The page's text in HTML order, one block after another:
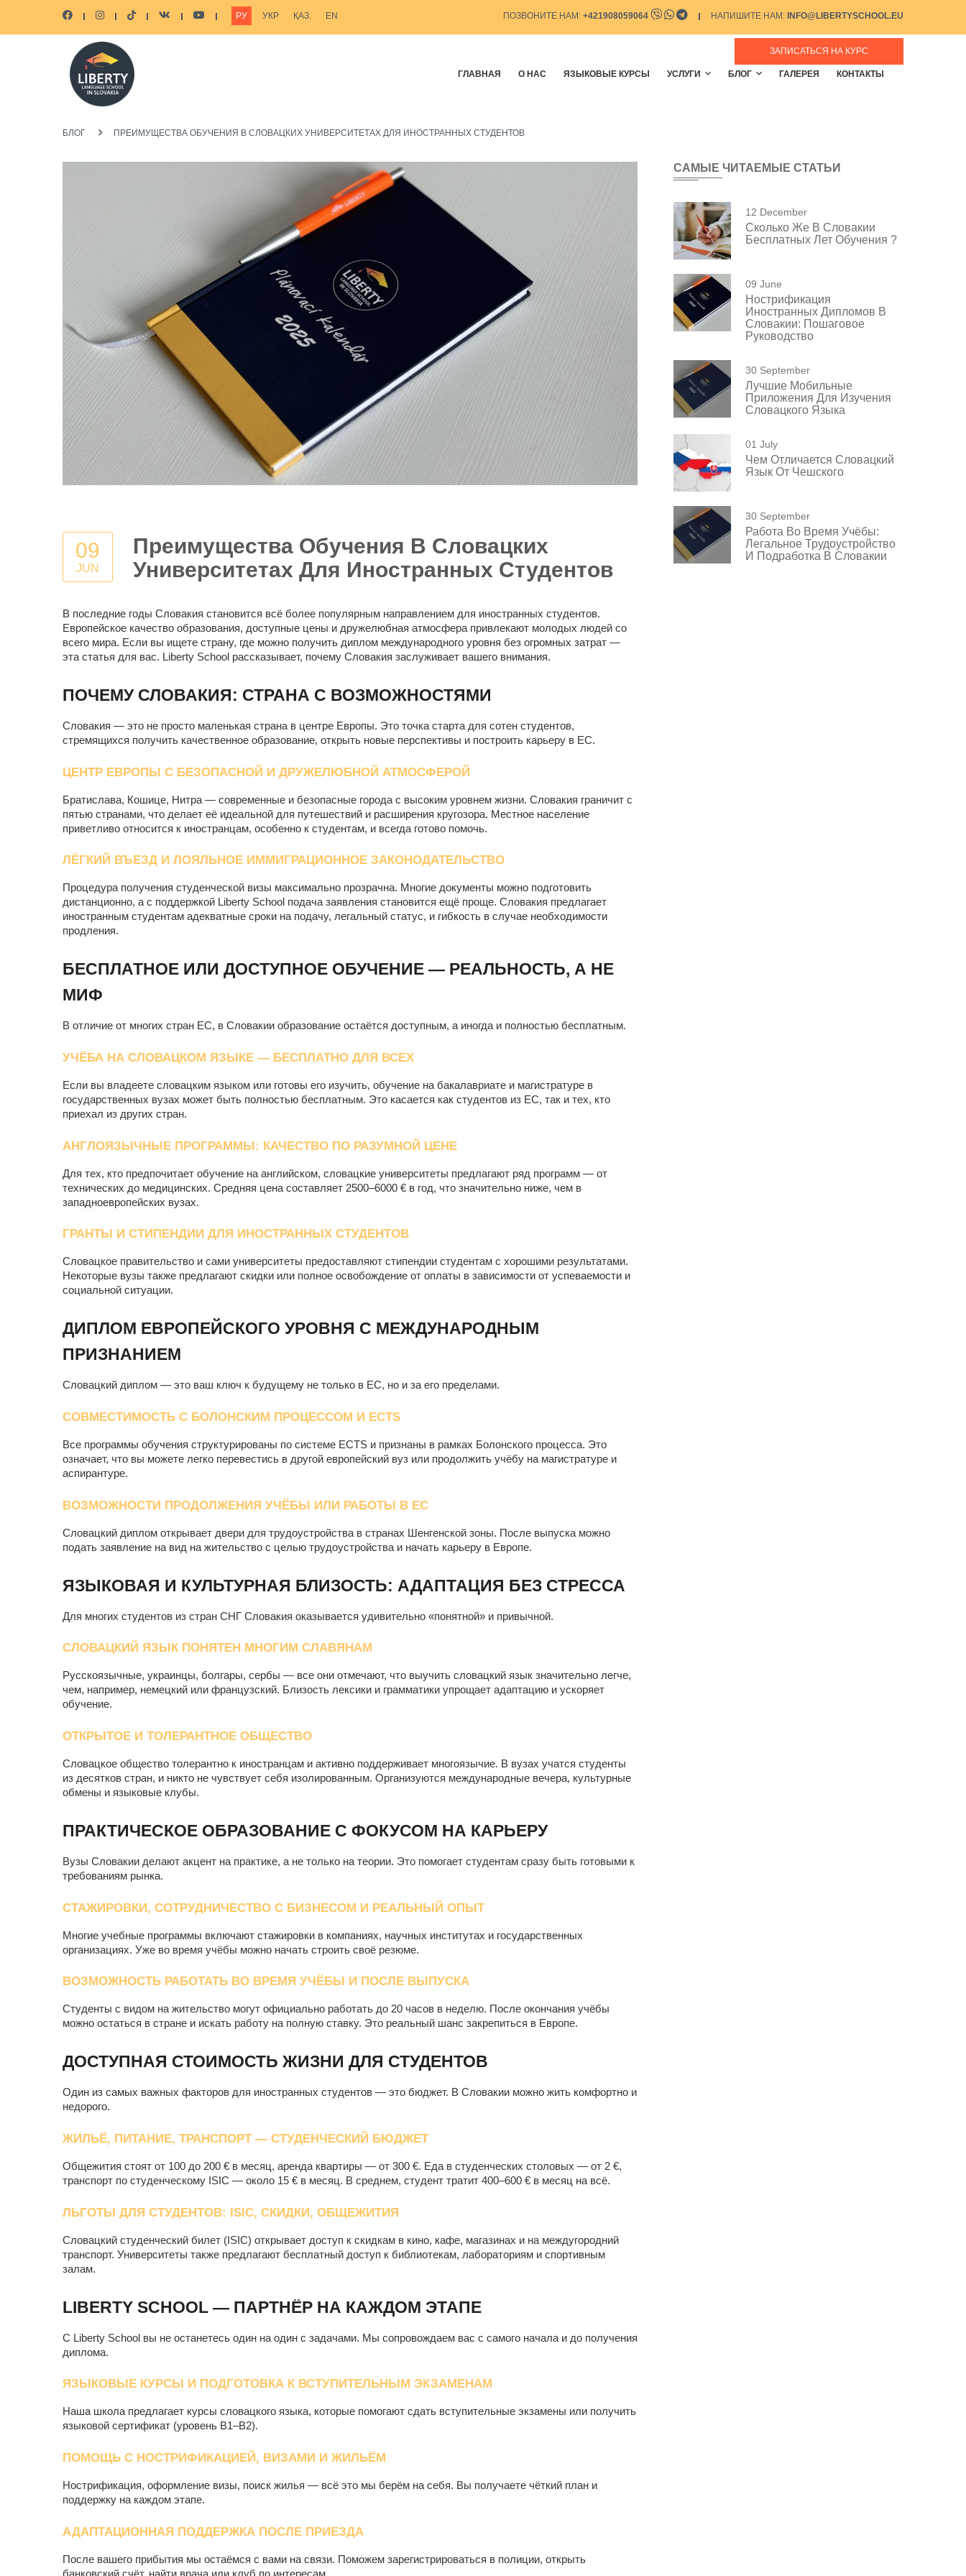
РУ УКР ҚАЗ. EN ПОЗВОНИТЕ НАМ: +421908059064 НАПИШИТЕ НАМ: INFO@LIBERTYSCHOOL.EU
ЗАПИСАТЬСЯ НА КУРС
ГЛАВНАЯ О НАС ЯЗЫКОВЫЕ КУРСЫ УСЛУГИ БЛОГ ГАЛЕРЕЯ КОНТАКТЫ
БЛОГ ПРЕИМУЩЕСТВА ОБУЧЕНИЯ В СЛОВАЦКИХ УНИВЕРСИТЕТАХ ДЛЯ ИНОСТРАННЫХ СТУДЕНТОВ
09
JUN
Преимущества Обучения В Словацких
Университетах Для Иностранных Студентов
В последние годы Словакия становится всё более популярным направлением для иностранных студентов.
Европейское качество образования, доступные цены и дружелюбная атмосфера привлекают молодых людей со
всего мира. Если вы ищете страну, где можно получить диплом международного уровня без огромных затрат —
эта статья для вас. Liberty School рассказывает, почему Словакия заслуживает вашего внимания.
ПОЧЕМУ СЛОВАКИЯ: СТРАНА С ВОЗМОЖНОСТЯМИ
Словакия — это не просто маленькая страна в центре Европы. Это точка старта для сотен студентов,
стремящихся получить качественное образование, открыть новые перспективы и построить карьеру в ЕС.
ЦЕНТР ЕВРОПЫ С БЕЗОПАСНОЙ И ДРУЖЕЛЮБНОЙ АТМОСФЕРОЙ
Братислава, Кошице, Нитра — современные и безопасные города с высоким уровнем жизни. Словакия граничит с
пятью странами, что делает её идеальной для путешествий и расширения кругозора. Местное население
приветливо относится к иностранцам, особенно к студентам, и всегда готово помочь.
ЛЁГКИЙ ВЪЕЗД И ЛОЯЛЬНОЕ ИММИГРАЦИОННОЕ ЗАКОНОДАТЕЛЬСТВО
Процедура получения студенческой визы максимально прозрачна. Многие документы можно подготовить
дистанционно, а с поддержкой Liberty School подача заявления становится ещё проще. Словакия предлагает
иностранным студентам адекватные сроки на подачу, легальный статус, и гибкость в случае необходимости
продления.
БЕСПЛАТНОЕ ИЛИ ДОСТУПНОЕ ОБУЧЕНИЕ — РЕАЛЬНОСТЬ, А НЕ
МИФ
В отличие от многих стран ЕС, в Словакии образование остаётся доступным, а иногда и полностью бесплатным.
УЧЁБА НА СЛОВАЦКОМ ЯЗЫКЕ — БЕСПЛАТНО ДЛЯ ВСЕХ
Если вы владеете словацким языком или готовы его изучить, обучение на бакалавриате и магистратуре в
государственных вузах может быть полностью бесплатным. Это касается как студентов из ЕС, так и тех, кто
приехал из других стран.
АНГЛОЯЗЫЧНЫЕ ПРОГРАММЫ: КАЧЕСТВО ПО РАЗУМНОЙ ЦЕНЕ
Для тех, кто предпочитает обучение на английском, словацкие университеты предлагают ряд программ — от
технических до медицинских. Средняя цена составляет 2500–6000 € в год, что значительно ниже, чем в
западноевропейских вузах.
ГРАНТЫ И СТИПЕНДИИ ДЛЯ ИНОСТРАННЫХ СТУДЕНТОВ
Словацкое правительство и сами университеты предоставляют стипендии студентам с хорошими результатами.
Некоторые вузы также предлагают скидки или полное освобождение от оплаты в зависимости от успеваемости и
социальной ситуации.
ДИПЛОМ ЕВРОПЕЙСКОГО УРОВНЯ С МЕЖДУНАРОДНЫМ
ПРИЗНАНИЕМ
Словацкий диплом — это ваш ключ к будущему не только в ЕС, но и за его пределами.
СОВМЕСТИМОСТЬ С БОЛОНСКИМ ПРОЦЕССОМ И ECTS
Все программы обучения структурированы по системе ECTS и признаны в рамках Болонского процесса. Это
означает, что вы можете легко перевестись в другой европейский вуз или продолжить учёбу на магистратуре и
аспирантуре.
ВОЗМОЖНОСТИ ПРОДОЛЖЕНИЯ УЧЁБЫ ИЛИ РАБОТЫ В ЕС
Словацкий диплом открывает двери для трудоустройства в странах Шенгенской зоны. После выпуска можно
подать заявление на вид на жительство с целью трудоустройства и начать карьеру в Европе.
ЯЗЫКОВАЯ И КУЛЬТУРНАЯ БЛИЗОСТЬ: АДАПТАЦИЯ БЕЗ СТРЕССА
Для многих студентов из стран СНГ Словакия оказывается удивительно «понятной» и привычной.
СЛОВАЦКИЙ ЯЗЫК ПОНЯТЕН МНОГИМ СЛАВЯНАМ
Русскоязычные, украинцы, болгары, сербы — все они отмечают, что выучить словацкий язык значительно легче,
чем, например, немецкий или французский. Близость лексики и грамматики упрощает адаптацию и ускоряет
обучение.
ОТКРЫТОЕ И ТОЛЕРАНТНОЕ ОБЩЕСТВО
Словацкое общество толерантно к иностранцам и активно поддерживает многоязычие. В вузах учатся студенты
из десятков стран, и никто не чувствует себя изолированным. Организуются международные вечера, культурные
обмены и языковые клубы.
ПРАКТИЧЕСКОЕ ОБРАЗОВАНИЕ С ФОКУСОМ НА КАРЬЕРУ
Вузы Словакии делают акцент на практике, а не только на теории. Это помогает студентам сразу быть готовыми к
требованиям рынка.
СТАЖИРОВКИ, СОТРУДНИЧЕСТВО С БИЗНЕСОМ И РЕАЛЬНЫЙ ОПЫТ
Многие учебные программы включают стажировки в компаниях, научных институтах и государственных
организациях. Уже во время учёбы можно начать строить своё резюме.
ВОЗМОЖНОСТЬ РАБОТАТЬ ВО ВРЕМЯ УЧЁБЫ И ПОСЛЕ ВЫПУСКА
Студенты с видом на жительство могут официально работать до 20 часов в неделю. После окончания учёбы
можно остаться в стране и искать работу на полную ставку. Это реальный шанс закрепиться в Европе.
ДОСТУПНАЯ СТОИМОСТЬ ЖИЗНИ ДЛЯ СТУДЕНТОВ
Один из самых важных факторов для иностранных студентов — это бюджет. В Словакии можно жить комфортно и
недорого.
ЖИЛЬЁ, ПИТАНИЕ, ТРАНСПОРТ — СТУДЕНЧЕСКИЙ БЮДЖЕТ
Общежития стоят от 100 до 200 € в месяц, аренда квартиры — от 300 €. Еда в студенческих столовых — от 2 €,
транспорт по студенческому ISIC — около 15 € в месяц. В среднем, студент тратит 400–600 € в месяц на всё.
ЛЬГОТЫ ДЛЯ СТУДЕНТОВ: ISIC, СКИДКИ, ОБЩЕЖИТИЯ
Словацкий студенческий билет (ISIC) открывает доступ к скидкам в кино, кафе, магазинах и на междугородний
транспорт. Университеты также предлагают бесплатный доступ к библиотекам, лабораториям и спортивным
залам.
LIBERTY SCHOOL — ПАРТНЁР НА КАЖДОМ ЭТАПЕ
С Liberty School вы не останетесь один на один с задачами. Мы сопровождаем вас с самого начала и до получения
диплома.
ЯЗЫКОВЫЕ КУРСЫ И ПОДГОТОВКА К ВСТУПИТЕЛЬНЫМ ЭКЗАМЕНАМ
Наша школа предлагает курсы словацкого языка, которые помогают сдать вступительные экзамены или получить
языковой сертификат (уровень B1–B2).
ПОМОЩЬ С НОСТРИФИКАЦИЕЙ, ВИЗАМИ И ЖИЛЬЁМ
Нострификация, оформление визы, поиск жилья — всё это мы берём на себя. Вы получаете чёткий план и
поддержку на каждом этапе.
АДАПТАЦИОННАЯ ПОДДЕРЖКА ПОСЛЕ ПРИЕЗДА
После вашего прибытия мы остаёмся с вами на связи. Поможем зарегистрироваться в полиции, открыть
банковский счёт, найти врача или клуб по интересам.
САМЫЕ ЧИТАЕМЫЕ СТАТЬИ
12 December
Сколько Же В Словакии
Бесплатных Лет Обучения ?
09 June
Нострификация
Иностранных Дипломов В
Словакии: Пошаговое
Руководство
30 September
Лучшие Мобильные
Приложения Для Изучения
Словацкого Языка
01 July
Чем Отличается Словацкий
Язык От Чешского
30 September
Работа Во Время Учёбы:
Легальное Трудоустройство
И Подработка В Словакии